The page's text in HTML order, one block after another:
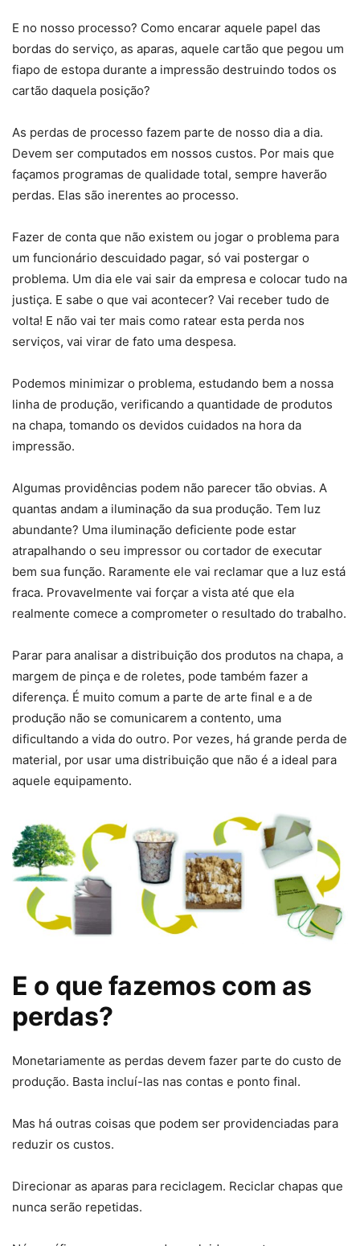
E no nosso processo? Como encarar aquele papel das
bordas do serviço, as aparas, aquele cartão que pegou um
fiapo de estopa durante a impressão destruindo todos os
cartão daquela posição?
As perdas de processo fazem parte de nosso dia a dia.
Devem ser computados em nossos custos. Por mais que
façamos programas de qualidade total, sempre haverão
perdas. Elas são inerentes ao processo.
Fazer de conta que não existem ou jogar o problema para
um funcionário descuidado pagar, só vai postergar o
problema. Um dia ele vai sair da empresa e colocar tudo na
justiça. E sabe o que vai acontecer? Vai receber tudo de
volta! E não vai ter mais como ratear esta perda nos
serviços, vai virar de fato uma despesa.
Podemos minimizar o problema, estudando bem a nossa
linha de produção, verificando a quantidade de produtos
na chapa, tomando os devidos cuidados na hora da
impressão.
Algumas providências podem não parecer tão obvias. A
quantas andam a iluminação da sua produção. Tem luz
abundante? Uma iluminação deficiente pode estar
atrapalhando o seu impressor ou cortador de executar
bem sua função. Raramente ele vai reclamar que a luz está
fraca. Provavelmente vai forçar a vista até que ela
realmente comece a comprometer o resultado do trabalho.
Parar para analisar a distribuição dos produtos na chapa, a
margem de pinça e de roletes, pode também fazer a
diferença. É muito comum a parte de arte final e a de
produção não se comunicarem a contento, uma
dificultando a vida do outro. Por vezes, há grande perda de
material, por usar uma distribuição que não é a ideal para
aquele equipamento.
E o que fazemos com as
perdas?
Monetariamente as perdas devem fazer parte do custo de
produção. Basta incluí-las nas contas e ponto final.
Mas há outras coisas que podem ser providenciadas para
reduzir os custos.
Direcionar as aparas para reciclagem. Reciclar chapas que
nunca serão repetidas.